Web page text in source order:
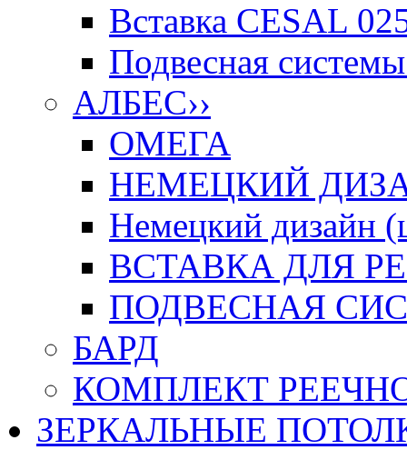
Вставка CESAL
Подвесная
АЛБЕС››
ОМЕГА
НЕМЕЦКИЙ
Немецкий дизайн
ВСТАВКА ДЛЯ
ПОДВЕСНАЯ
БАРД
КОМПЛЕКТ
ЗЕРКАЛЬНЫЕ